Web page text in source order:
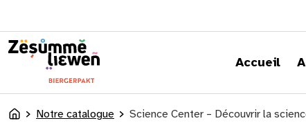
Accueil
AccueilNotre catalogue Science Center – Découvrir la